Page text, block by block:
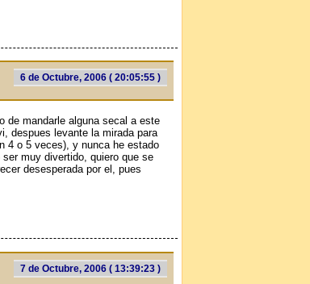
6 de Octubre, 2006 ( 20:05:55 )
de mandarle alguna seсal a este
despues levante la mirada para
4 o 5 veces), y nunca he estado
muy divertido, quiero que se
desesperada por el, pues
7 de Octubre, 2006 ( 13:39:23 )